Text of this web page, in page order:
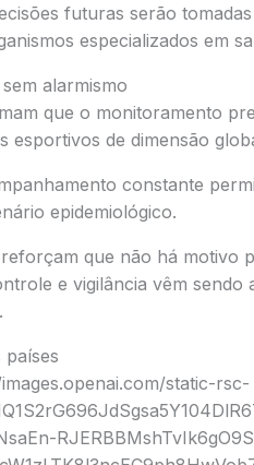
futuras serão
especializados em
alarmismo
que o monitoramento
esportivos de dimensão
constante
epidemiológico.
que não há motivo
e vigilância vêm sendo